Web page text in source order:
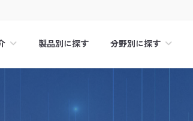
製品別に探す 分野別に探す